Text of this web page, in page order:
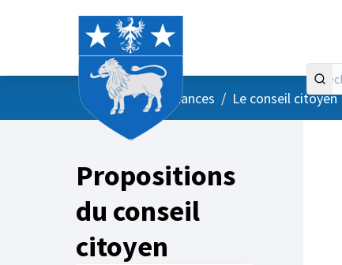
AccueilMenu principal
/ Vos instances / Le conseil citoyen
Propositions
du conseil
citoyen